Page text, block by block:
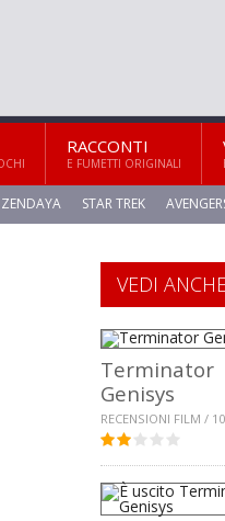
RACCONTI
E FUMETTI ORIGINALI
ZENDAYA STAR TREK
VEDI ANCHE
Terminator
Genisys
RECENSIONI FILM /